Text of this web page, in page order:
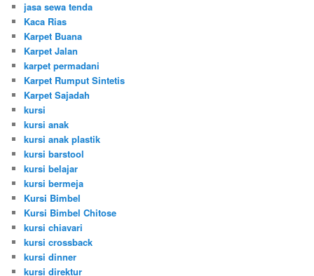
jasa sewa tenda
Kaca Rias
Karpet Buana
Karpet Jalan
karpet permadani
Karpet Rumput Sintetis
Karpet Sajadah
kursi
kursi anak
kursi anak plastik
kursi barstool
kursi belajar
kursi bermeja
Kursi Bimbel
Kursi Bimbel Chitose
kursi chiavari
kursi crossback
kursi dinner
kursi direktur